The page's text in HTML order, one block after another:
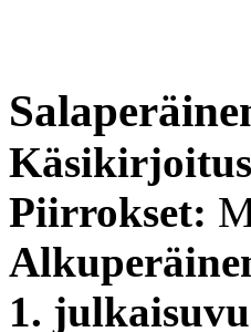
Piirrokset:
1.